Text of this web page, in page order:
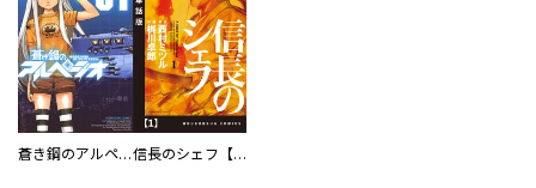
蒼き鋼のアルペジオ 信長のシェフ【単話版】